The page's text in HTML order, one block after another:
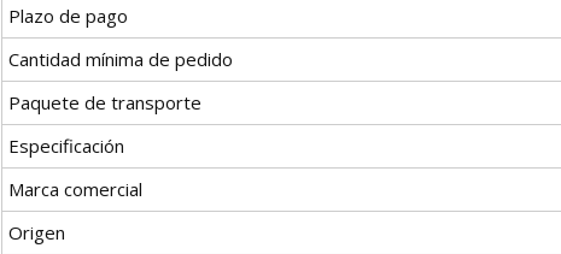
Plazo de pago
Cantidad mínima de pedido
Paquete de transporte
Especificación
Marca comercial
Origen